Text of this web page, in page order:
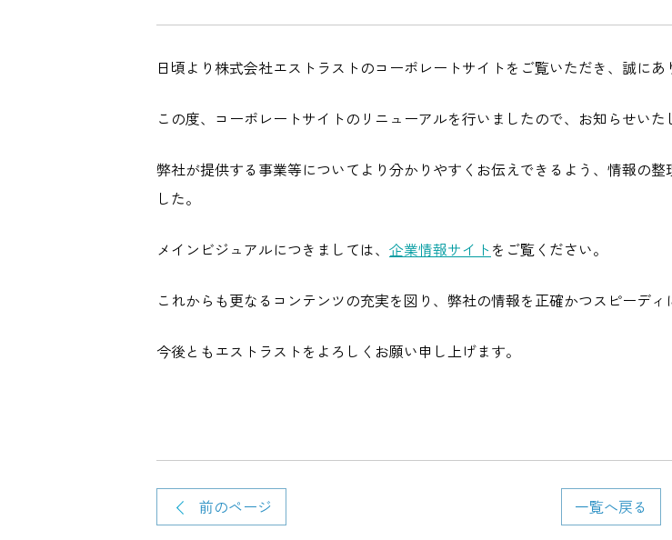
日頃より株式会社エストラストのコーポレートサイトをご覧いただき、誠にあ
この度、コーポレートサイトのリニューアルを行いましたので、お知らせいた
弊社が提供する事業等についてより分かりやすくお伝えできるよう、情報の
した。
メインビジュアルにつきましては、 企業情報サイトをご覧ください。
これからも更なるコンテンツの充実を図り、弊社の情報を正確かつスピーディ
今後ともエストラストをよろしくお願い申し上げます。
前のページ 一覧へ戻る